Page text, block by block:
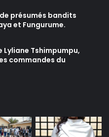
présumés bandits
et Fungurume.
Lyliane Tshimpumpu,
commandes du